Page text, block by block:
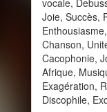
Joie, Succès,
Chanson,
Cacophonie,
Afrique,
Exagération,
Discophile,